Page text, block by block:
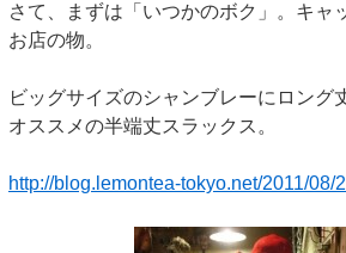
さて、まずは「いつかのボク」。キャ
お店の物。
ビッグサイズのシャンブレーにロング
オススメの半端丈スラックス。
http://blog.lemontea-tokyo.net/2011/08/